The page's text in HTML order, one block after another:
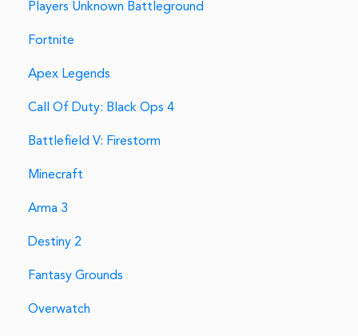
Players Unknown Battleground
Fortnite
Apex Legends
Call Of Duty: Black Ops 4
Battlefield V: Firestorm
Minecraft
Arma 3
Destiny 2
Fantasy Grounds
Overwatch